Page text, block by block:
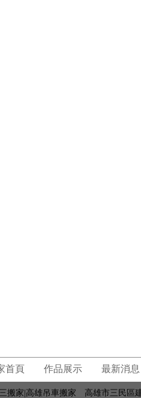
首頁 作品展示 最新消息
搬家|高雄吊車搬家 高雄市三民區